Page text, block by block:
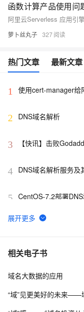
函数计算产品使用问
萝卜丝丸子 327
热门文章 最新文章
1 使用cert-manager给
2 DNS域名解析
3
【快讯】击败
4 DNS域名解析服务及
5 CentOS-7.2部署
6
对于从零开始建网站
7 安全开发实战(4)--
8 域名配置https时，请
相关电子书
域名大数据的应用
“域”见更美好的未来——